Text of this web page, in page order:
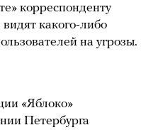
корреспонденту
какого-либо
на угрозы.
«Яблоко»
Петербурга